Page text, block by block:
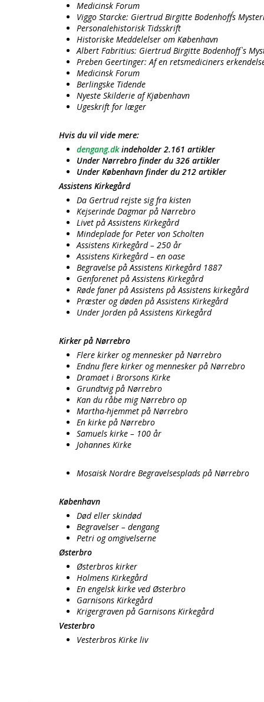
Medicinsk Forum
Viggo Starcke: Giertrud Birgitte Bodenhoff´s
Personalehistorisk Tidsskrift
Historiske Meddelelser om København
Albert Fabritius: Giertrud Birgitte Bodenhoff`s
Preben Geertinger: Af en retsmediciners
Medicinsk Forum
Berlingske Tidende
Nyeste Skilderie af Kjøbenhavn
Ugeskrift for læger
Hvis du vil vide mere:
dengang.dkindeholder 2.161 artikler
Under Nørrebro finder du 326 artikler
Under København finder du 212 artikler
Assistens Kirkegård
Da Gertrud rejste sig fra kisten
Kejserinde Dagmar på Nørrebro
Livet på Assistens Kirkegård
Mindeplade for Peter von Scholten
Assistens Kirkegård – 250 år
Assistens Kirkegård – en oase
Begravelse på Assistens Kirkegård 1887
Genforenet på Assistens Kirkegård
Røde faner på Assistens på Assistens kirkegård
Præster og døden på Assistens Kirkegård
Under Jorden på Assistens Kirkegård
Kirker på Nørrebro
Flere kirker og mennesker på Nørrebro
Endnu flere kirker og mennesker på Nørrebro
Dramaet i Brorsons Kirke
Grundtvig på Nørrebro
Kan du råbe mig Nørrebro op
Martha-hjemmet på Nørrebro
En kirke på Nørrebro
Samuels kirke – 100 år
Johannes Kirke
Mosaisk Nordre Begravelsesplads på Nørrebro
København
Død eller skindød
Begravelser – dengang
Petri og omgivelserne
Østerbro
Østerbros kirker
Holmens Kirkegård
En engelsk kirke ved Østerbro
Garnisons Kirkegård
Krigergraven på Garnisons Kirkegård
Vesterbro
Vesterbros Kirke liv